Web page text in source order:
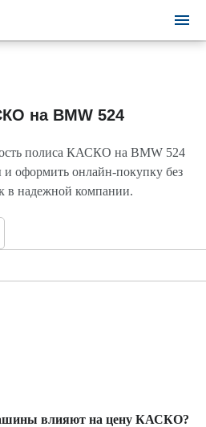
на BMW 524
полиса КАСКО на BMW 524
онлайн-покупку без
в надежной компании.
влияют на цену КАСКО?